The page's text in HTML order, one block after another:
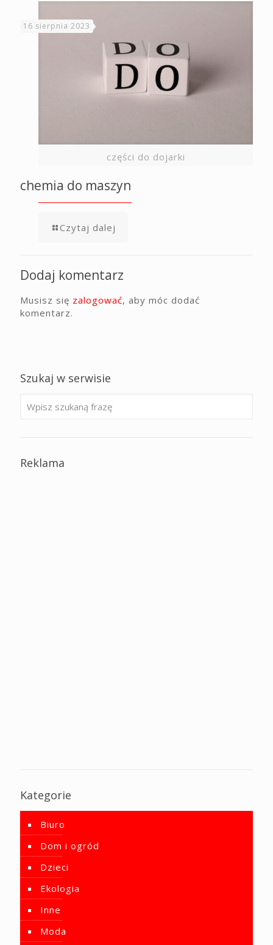
części do dojarki
16 sierpnia 2023
chemia do maszyn
Czytaj dalej
Dodaj komentarz
Musisz się zalogować, aby móc dodać
komentarz.
Szukaj w serwisie
Reklama
Kategorie
Biuro
Dom i ogród
Dzieci
Ekologia
Inne
Moda